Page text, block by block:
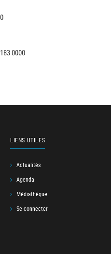
0000
LIENS UTILES
Actualités
Agenda
Médiathèque
Se connecter